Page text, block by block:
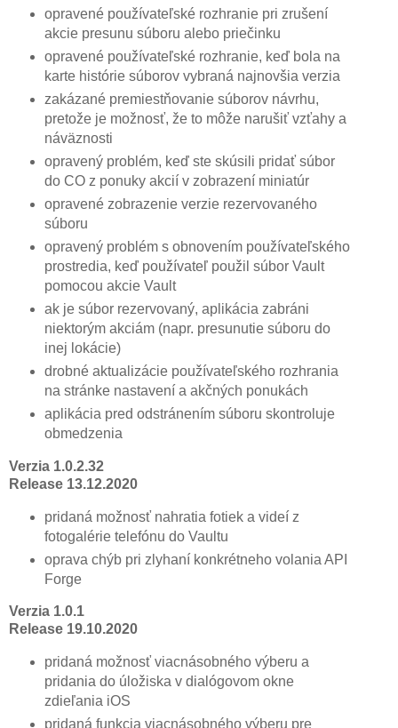
opravené používateľské rozhranie pri zrušení
akcie presunu súboru alebo priečinku
opravené používateľské rozhranie, keď bola na
karte histórie súborov vybraná najnovšia verzia
zakázané premiestňovanie súborov návrhu,
pretože je možnosť, že to môže narušiť vzťahy a
náväznosti
opravený problém, keď ste skúsili pridať súbor
do CO z ponuky akcií v zobrazení miniatúr
opravené zobrazenie verzie rezervovaného
súboru
opravený problém s obnovením používateľského
prostredia, keď používateľ použil súbor Vault
pomocou akcie Vault
ak je súbor rezervovaný, aplikácia zabráni
niektorým akciám (napr. presunutie súboru do
inej lokácie)
drobné aktualizácie používateľského rozhrania
na stránke nastavení a akčných ponukách
aplikácia pred odstránením súboru skontroluje
obmedzenia
Verzia 1.0.2.32
Release 13.12.2020
pridaná možnosť nahratia fotiek a videí z
fotogalérie telefónu do Vaultu
oprava chýb pri zlyhaní konkrétneho volania API
Forge
Verzia 1.0.1
Release 19.10.2020
pridaná možnosť viacnásobného výberu a
pridania do úložiska v dialógovom okne
zdieľania iOS
pridaná funkcia viacnásobného výberu pre